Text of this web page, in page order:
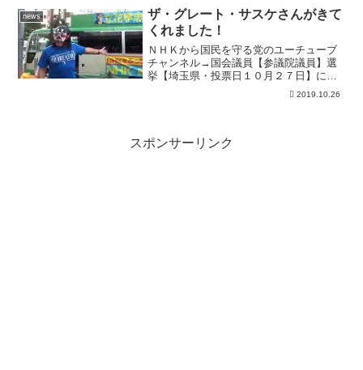
ー 性別 漢 生き方 傾奇者（かぶ
きもの）性格 ち...
news
ザ・グレート・サスケさんがきて
くれました！
ＮＨＫから国民を守る党のユーチューブ
チャンネル→国会議員【参議院議員】選
挙【埼玉県・投票日１０月２７日】に立
候補中の政治家YouTuberなまえ 立花孝
2019.10.26
スポンサーリンク